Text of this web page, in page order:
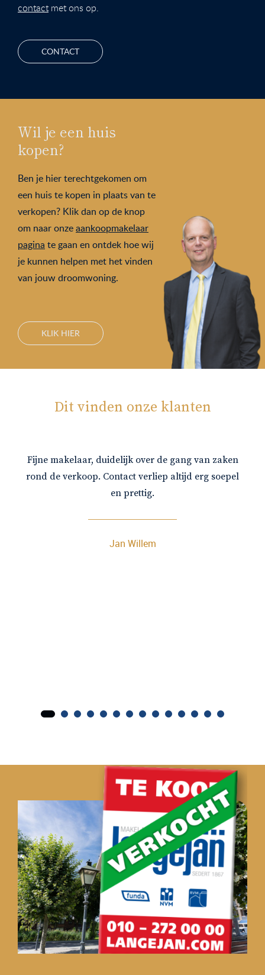
contactmet ons op.
CONTACT
Wil je een huis
kopen?
Ben je hier terechtgekomen om
een huis te kopen in plaats van te
verkopen? Klik dan op de knop
om naar onzeaankoopmakelaar
pagina te gaan en ontdek hoe wij
je kunnen helpen met het vinden
van jouw droomwoning.
KLIK HIER
Dit vinden onze klanten
Fijne makelaar, duidelijk over de gang van zaken
rond de verkoop. Contact verliep altijd erg soepel
en prettig.
Jan Willem